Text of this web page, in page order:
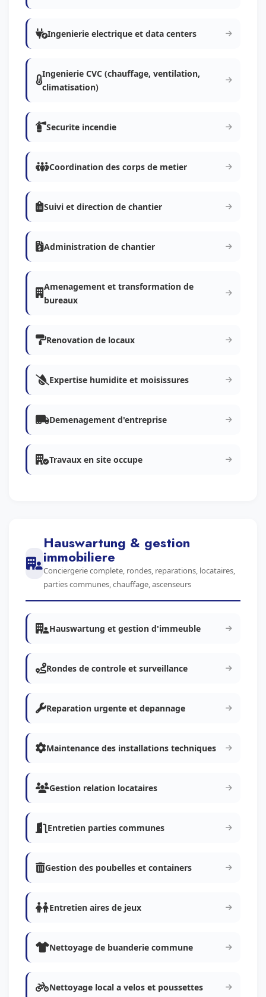
Ingenierie electrique et data centers
Ingenierie CVC (chauffage, ventilation,
climatisation)
Securite incendie
Coordination des corps de metier
Suivi et direction de chantier
Administration de chantier
Amenagement et transformation de
bureaux
Renovation de locaux
Expertise humidite et moisissures
Demenagement d'entreprise
Travaux en site occupe
Hauswartung & gestion
immobiliere
Conciergerie complete, rondes, reparations, locataires,
parties communes, chauffage, ascenseurs
Hauswartung et gestion d'immeuble
Rondes de controle et surveillance
Reparation urgente et depannage
Maintenance des installations techniques
Gestion relation locataires
Entretien parties communes
Gestion des poubelles et containers
Entretien aires de jeux
Nettoyage de buanderie commune
Nettoyage local a velos et poussettes